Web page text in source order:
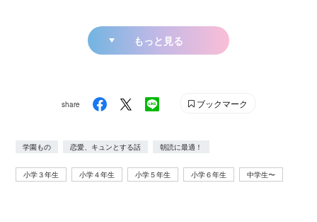
もっと見る
share ブックマーク
学園もの 恋愛、キュンとする話 朝読に最適！
小学３年生 小学４年生 小学５年生 小学６年生 中学生〜